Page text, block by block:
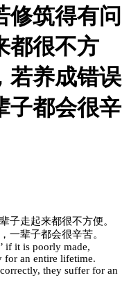
修筑得有问
都很不方
若养成错误
子都会很辛
子走起来都很不方便。
一辈子都会很辛苦。
if it is poorly made,
an entire lifetime.
they suffer for an